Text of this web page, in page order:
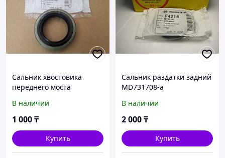
Сальник хвостовика
переднего моста
В наличии
1 000₸
Купить
Сальник раздатки задний
MD731708-a
В наличии
2 000₸
Купить